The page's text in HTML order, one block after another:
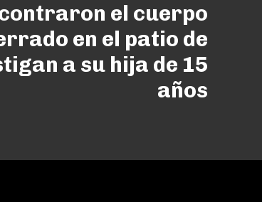
el cuerpo
en el patio de
a su hija de 15
años